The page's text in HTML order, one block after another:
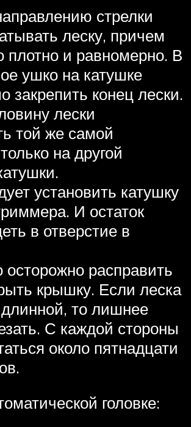
стрелки
леску, причем
плотно и равномерно. В
ушко на катушке
закрепить конец лески.
лески
той же самой
на другой
установить катушку
И остаток
в отверстие в
осторожно расправить
крышку. Если леска
длинной, то лишнее
С каждой стороны
около пятнадцати
головке: